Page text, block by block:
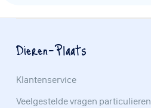
Dieren-Plaats
Klantenservice
Veelgestelde vragen particulieren